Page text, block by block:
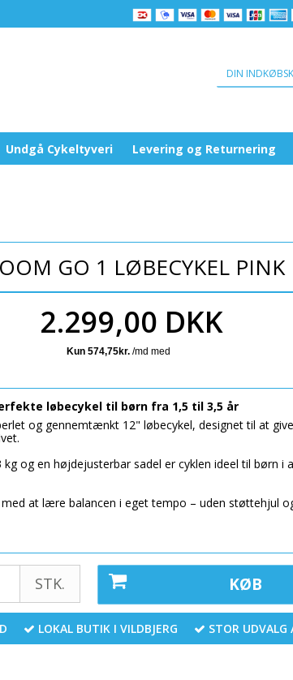
DIN
Undgå Cykeltyveri Levering og Returnering
GO 1 LØBECYKEL PINK
2.299,00 DKK
løbecykel til børn fra 1,5 til 3,5 år
og gennemtænkt 12" løbecykel, designet til at
og en højdejusterbar sadel er cyklen ideel til børn i
at lære balancen i eget tempo – uden støttehjul
STK. KØB
LOKAL BUTIK I VILDBJERG STOR UDVALG